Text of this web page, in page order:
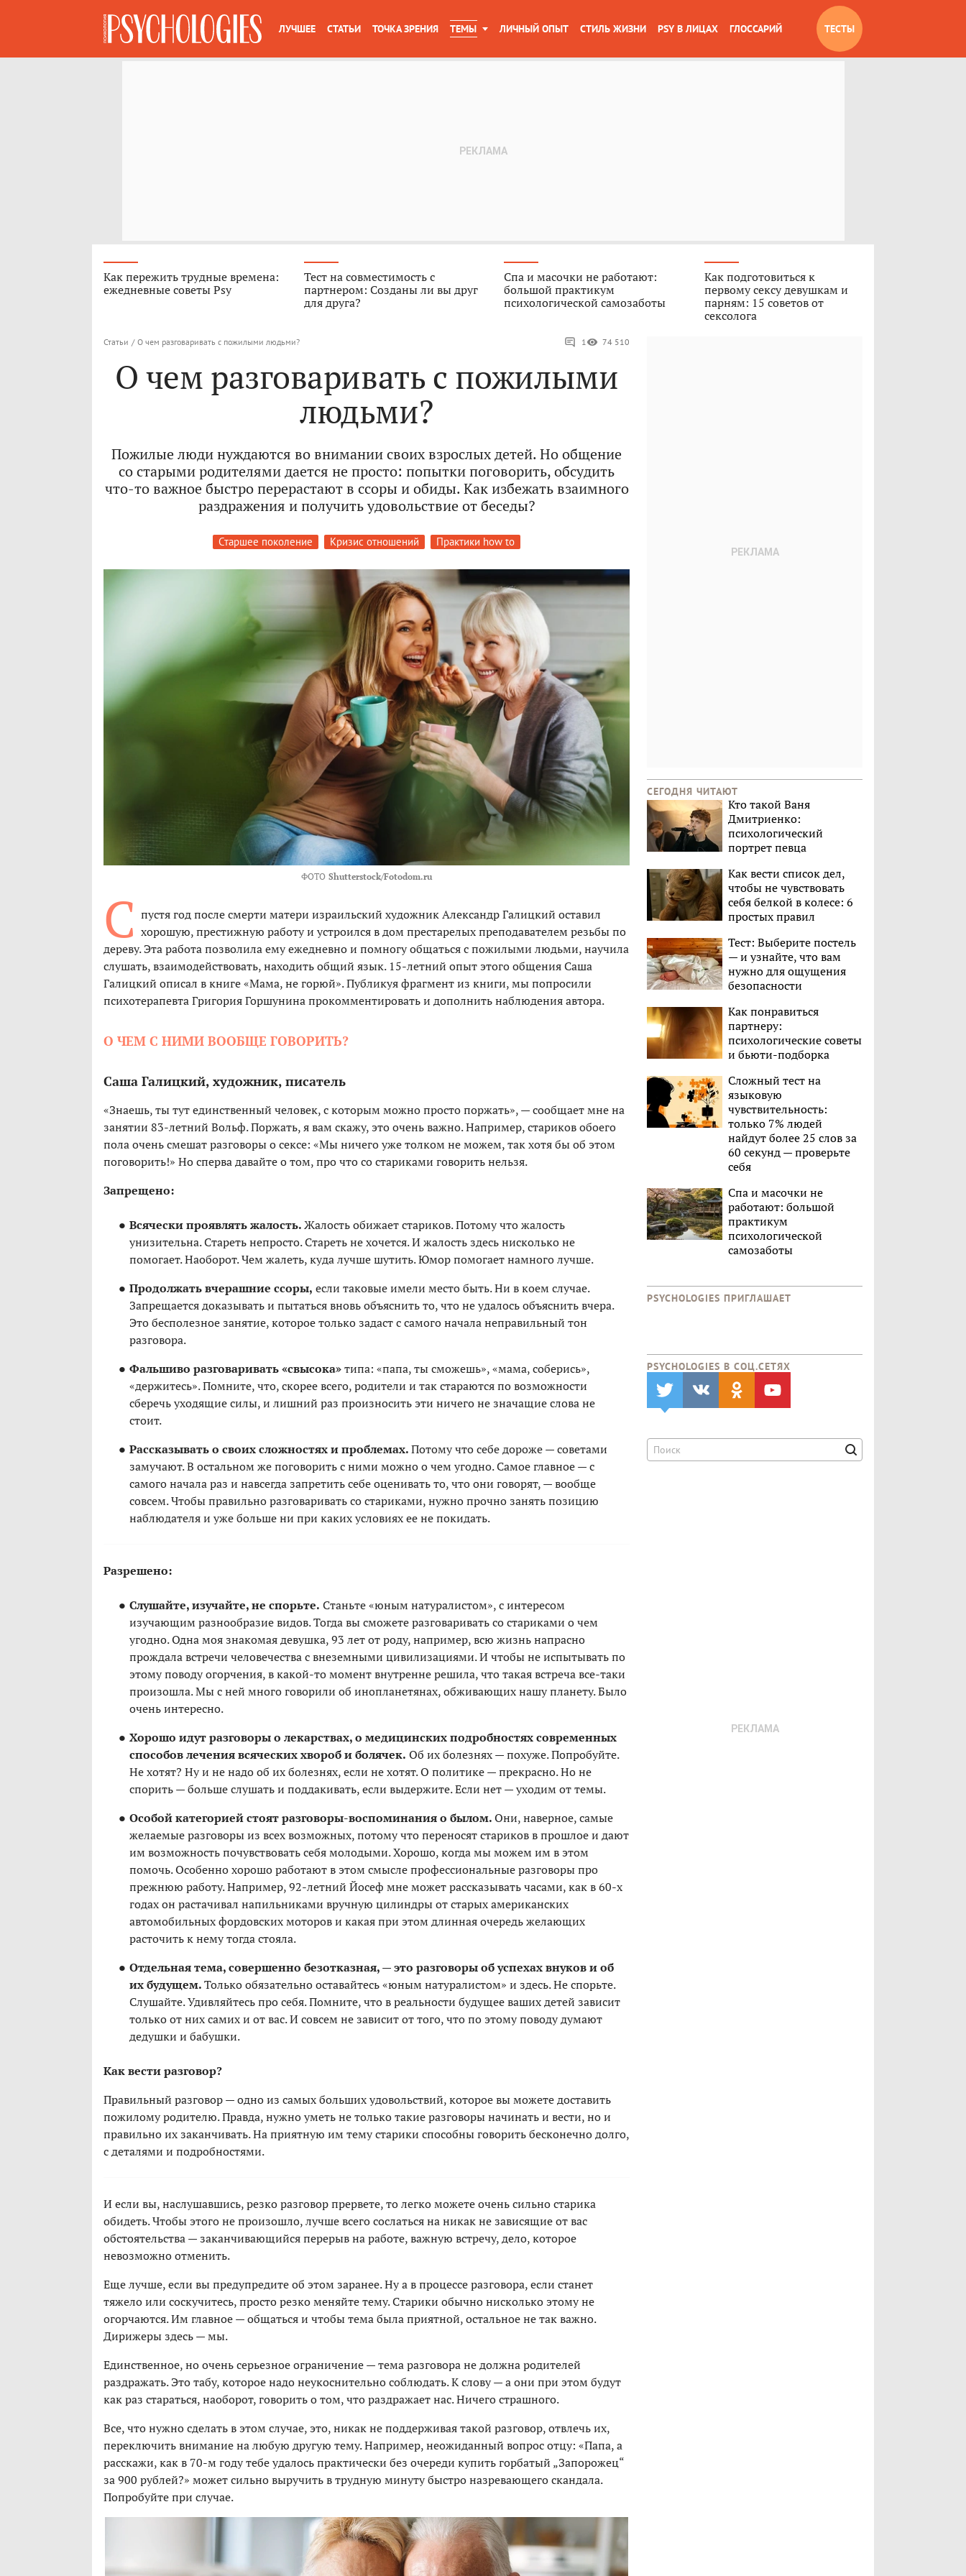
ЛУЧШЕЕ СТАТЬИ ТОЧКА ЗРЕНИЯ ТЕМЫ ЛИЧНЫЙ ОПЫТ СТИЛЬ ЖИЗНИ PSY В ЛИЦАХ ГЛОССАРИЙ ТЕСТЫ
Как пережить трудные времена:
ежедневные советы Psy
Тест на совместимость с
партнером: Созданы ли вы друг
для друга?
Спа и масочки не работают:
большой практикум
психологической самозаботы
Как подготовиться к
первому сексу девушкам и
парням: 15 советов от
сексолога
Статьи / О чем разговаривать с пожилыми людьми? 1 74 510
О чем разговаривать с пожилыми
людьми?
Пожилые люди нуждаются во внимании своих взрослых детей. Но общение
со старыми родителями дается не просто: попытки поговорить, обсудить
что-то важное быстро перерастают в ссоры и обиды. Как избежать взаимного
раздражения и получить удовольствие от беседы?
Старшее поколение Кризис отношений Практики how to
ФОТО Shutterstock/Fotodom.ru
С пустя год после смерти матери израильский художник Александр Галицкий оставил
хорошую, престижную работу и устроился в дом престарелых преподавателем резьбы по
дереву. Эта работа позволила ему ежедневно и помногу общаться с пожилыми людьми, научила
слушать, взаимодействовать, находить общий язык. 15-летний опыт этого общения Саша
Галицкий описал в книге «Мама, не горюй». Публикуя фрагмент из книги, мы попросили
психотерапевта Григория Горшунина прокомментировать и дополнить наблюдения автора.
О ЧЕМ С НИМИ ВООБЩЕ ГОВОРИТЬ?
Саша Галицкий, художник, писатель
«Знаешь, ты тут единственный человек, с которым можно просто поржать», — сообщает мне на
занятии 83-летний Вольф. Поржать, я вам скажу, это очень важно. Например, стариков обоего
пола очень смешат разговоры о сексе: «Мы ничего уже толком не можем, так хотя бы об этом
поговорить!» Но сперва давайте о том, про что со стариками говорить нельзя.
Запрещено:
Всячески проявлять жалость.Жалость обижает стариков. Потому что жалость
унизительна. Стареть непросто. Стареть не хочется. И жалость здесь нисколько не
помогает. Наоборот. Чем жалеть, куда лучше шутить. Юмор помогает намного лучше.
Продолжать вчерашние ссоры, если таковые имели место быть. Ни в коем случае.
Запрещается доказывать и пытаться вновь объяснить то, что не удалось объяснить вчера.
Это бесполезное занятие, которое только задаст с самого начала неправильный тон
разговора.
Фальшиво разговаривать «свысока»типа: «папа, ты сможешь», «мама, соберись»,
«держитесь». Помните, что, скорее всего, родители и так стараются по возможности
сберечь уходящие силы, и лишний раз произносить эти ничего не значащие слова не
стоит.
Рассказывать о своих сложностях и проблемах.Потому что себе дороже — советами
замучают. В остальном же поговорить с ними можно о чем угодно. Самое главное — с
самого начала раз и навсегда запретить себе оценивать то, что они говорят, — вообще
совсем. Чтобы правильно разговаривать со стариками, нужно прочно занять позицию
наблюдателя и уже больше ни при каких условиях ее не покидать.
Разрешено:
Слушайте, изучайте, не спорьте. Станьте «юным натуралистом», с интересом
изучающим разнообразие видов. Тогда вы сможете разговаривать со стариками о чем
угодно. Одна моя знакомая девушка, 93 лет от роду, например, всю жизнь напрасно
прождала встречи человечества с внеземными цивилизациями. И чтобы не испытывать по
этому поводу огорчения, в какой-то момент внутренне решила, что такая встреча все-таки
произошла. Мы с ней много говорили об инопланетянах, обживающих нашу планету. Было
очень интересно.
Хорошо идут разговоры о лекарствах, о медицинских подробностях современных
способов лечения всяческих хвороб и болячек. Об их болезнях — похуже. Попробуйте.
Не хотят? Ну и не надо об их болезнях, если не хотят. О политике — прекрасно. Но не
спорить — больше слушать и поддакивать, если выдержите. Если нет — уходим от темы.
Особой категорией стоят разговоры-воспоминания о былом.Они, наверное, самые
желаемые разговоры из всех возможных, потому что переносят стариков в прошлое и дают
им возможность почувствовать себя молодыми. Хорошо, когда мы можем им в этом
помочь. Особенно хорошо работают в этом смысле профессиональные разговоры про
прежнюю работу. Например, 92-летний Йосеф мне может рассказывать часами, как в 60-х
годах он растачивал напильниками вручную цилиндры от старых американских
автомобильных фордовских моторов и какая при этом длинная очередь желающих
расточить к нему тогда стояла.
Отдельная тема, совершенно безотказная, — это разговоры об успехах внуков и об
их будущем.Только обязательно оставайтесь «юным натуралистом» и здесь. Не спорьте.
Слушайте. Удивляйтесь про себя. Помните, что в реальности будущее ваших детей зависит
только от них самих и от вас. И совсем не зависит от того, что по этому поводу думают
дедушки и бабушки.
Как вести разговор?
Правильный разговор — одно из самых больших удовольствий, которое вы можете доставить
пожилому родителю. Правда, нужно уметь не только такие разговоры начинать и вести, но и
правильно их заканчивать. На приятную им тему старики способны говорить бесконечно долго,
с деталями и подробностями.
И если вы, наслушавшись, резко разговор прервете, то легко можете очень сильно старика
обидеть. Чтобы этого не произошло, лучше всего сослаться на никак не зависящие от вас
обстоятельства — заканчивающийся перерыв на работе, важную встречу, дело, которое
невозможно отменить.
Еще лучше, если вы предупредите об этом заранее. Ну а в процессе разговора, если станет
тяжело или соскучитесь, просто резко меняйте тему. Старики обычно нисколько этому не
огорчаются. Им главное — общаться и чтобы тема была приятной, остальное не так важно.
Дирижеры здесь — мы.
Единственное, но очень серьезное ограничение — тема разговора не должна родителей
раздражать. Это табу, которое надо неукоснительно соблюдать. К слову — а они при этом будут
как раз стараться, наоборот, говорить о том, что раздражает нас. Ничего страшного.
Все, что нужно сделать в этом случае, это, никак не поддерживая такой разговор, отвлечь их,
переключить внимание на любую другую тему. Например, неожиданный вопрос отцу: «Папа, а
расскажи, как в 70-м году тебе удалось практически без очереди купить горбатый „Запорожец“
за 900 рублей?» может сильно выручить в трудную минуту быстро назревающего скандала.
Попробуйте при случае.
СЕГОДНЯ ЧИТАЮТ
Кто такой Ваня
Дмитриенко:
психологический
портрет певца
Как вести список дел,
чтобы не чувствовать
себя белкой в колесе: 6
простых правил
Тест: Выберите постель
— и узнайте, что вам
нужно для ощущения
безопасности
Как понравиться
партнеру:
психологические советы
и бьюти-подборка
Сложный тест на
языковую
чувствительность:
только 7% людей
найдут более 25 слов за
60 секунд — проверьте
себя
Спа и масочки не
работают: большой
практикум
психологической
самозаботы
PSYCHOLOGIES ПРИГЛАШАЕТ
PSYCHOLOGIES В CОЦ.СЕТЯХ